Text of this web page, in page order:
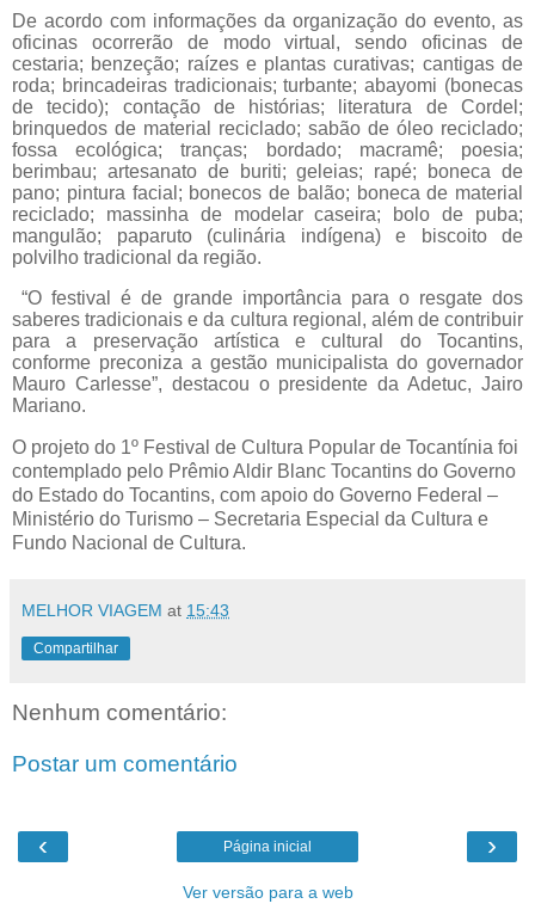
De acordo com informações da organização do evento, as
oficinas ocorrerão de modo virtual, sendo oficinas de
cestaria; benzeção; raízes e plantas curativas; cantigas de
roda; brincadeiras tradicionais; turbante; abayomi (bonecas
de tecido); contação de histórias; literatura de Cordel;
brinquedos de material reciclado; sabão de óleo reciclado;
fossa ecológica; tranças; bordado; macramê; poesia;
berimbau; artesanato de buriti; geleias; rapé; boneca de
pano; pintura facial; bonecos de balão; boneca de material
reciclado; massinha de modelar caseira; bolo de puba;
mangulão; paparuto (culinária indígena) e biscoito de
polvilho tradicional da região.
“O festival é de grande importância para o resgate dos
saberes tradicionais e da cultura regional, além de contribuir
para a preservação artística e cultural do Tocantins,
conforme preconiza a gestão municipalista do governador
Mauro Carlesse”, destacou o presidente da Adetuc, Jairo
Mariano.
O projeto do 1º Festival de Cultura Popular de Tocantínia foi
contemplado pelo Prêmio Aldir Blanc Tocantins do Governo
do Estado do Tocantins, com apoio do Governo Federal –
Ministério do Turismo – Secretaria Especial da Cultura e
Fundo Nacional de Cultura.
MELHOR VIAGEM at 15:43
Compartilhar
Nenhum comentário:
Postar um comentário
‹ ›
Página inicial
Ver versão para a web